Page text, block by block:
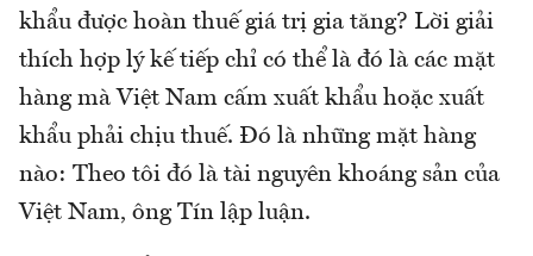
khẩu được hoàn thuế giá trị gia tăng? Lời giải
thích hợp lý kế tiếp chỉ có thể là đó là các mặt
hàng mà Việt Nam cấm xuất khẩu hoặc xuất
khẩu phải chịu thuế. Đó là những mặt hàng
nào: Theo tôi đó là tài nguyên khoáng sản của
Việt Nam, ông Tín lập luận.